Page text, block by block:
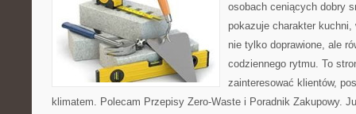
osobach ceniących dobry
pokazuje charakter
nie tylko doprawione, ale
codziennego rytmu. To
zainteresować klientów,
klimatem. Polecam Przepisy Zero-Waste i Poradnik Zakupowy.